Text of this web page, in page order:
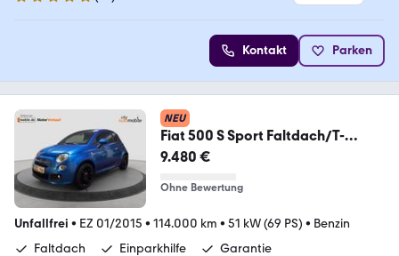
5 Sterne
Kontakt Parken
NEU
Fiat 500 S Sport Faltdach/T-
Leder/Einparkhilfe
9.480 €
Ohne Bewertung
Unfallfrei • EZ 01/2015 • 114.000 km • 51 kW (69 PS) • Benzin
Faltdach
Einparkhilfe Garantie